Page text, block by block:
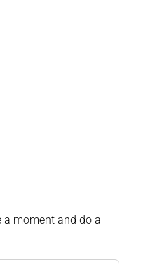
a moment and do a